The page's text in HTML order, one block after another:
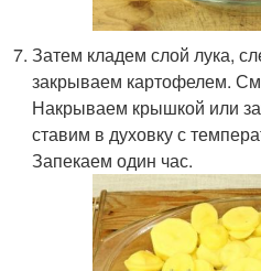
Затем кладем слой лука,
закрываем картофелем.
Накрываем крышкой или
ставим в духовку с
Запекаем один час.